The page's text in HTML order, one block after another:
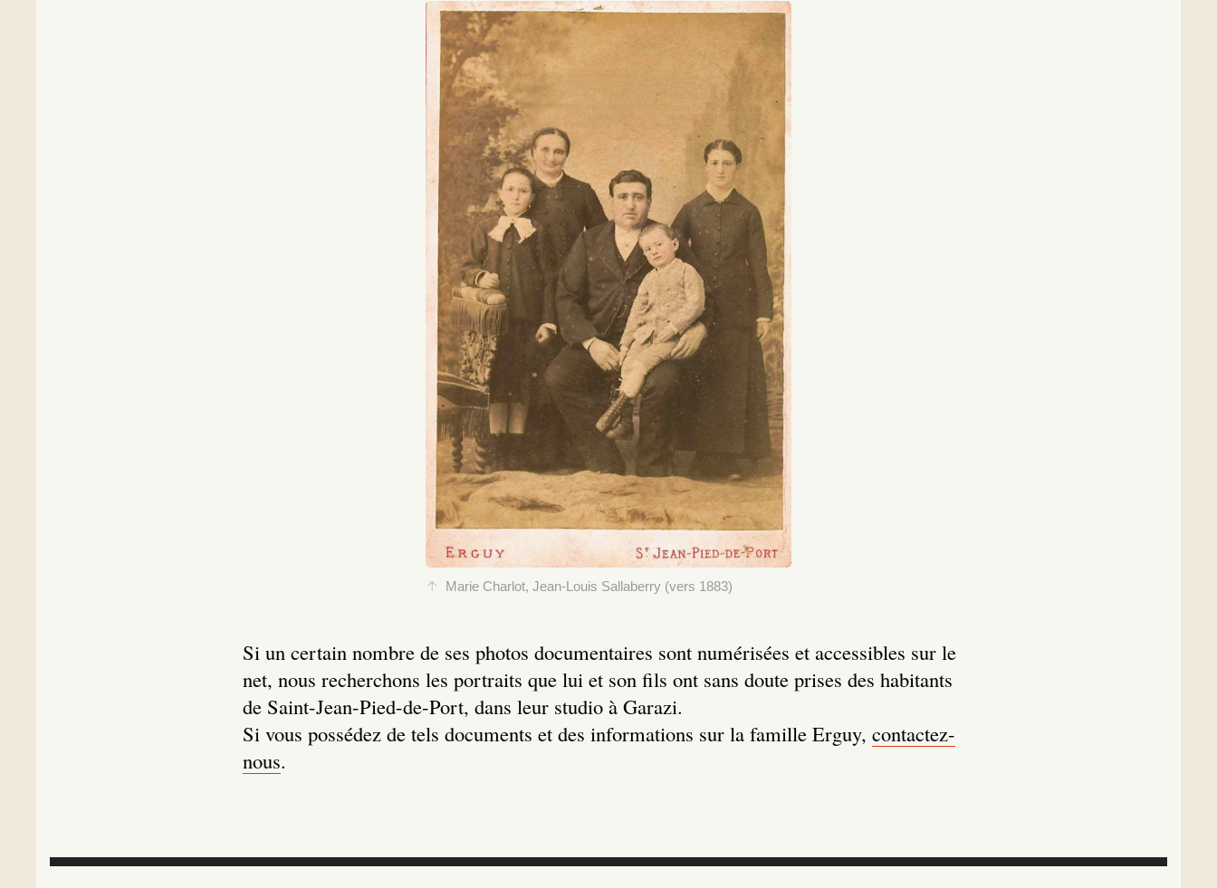
Marie Charlot, Jean-Louis Sallaberry (vers 1883)
Si un certain nombre de ses photos documentaires sont numérisées et accessibles sur le
net, nous recherchons les portraits que lui et son fils ont sans doute prises des habitants
de Saint-Jean-Pied-de-Port, dans leur studio à Garazi.
Si vous possédez de tels documents et des informations sur la famille Erguy, contactez-
nous.